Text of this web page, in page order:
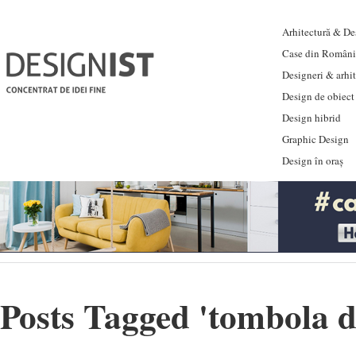
Arhitectură &
Case din
Designeri &
Design de obiect
Design hibrid
Graphic Design
Design în oraș
Posts Tagged 'tombola